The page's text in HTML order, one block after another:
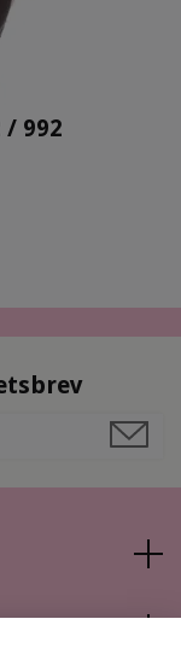
/ 992